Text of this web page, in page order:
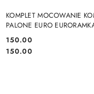
KOMPLET MOCOWANIE
PALONE EURO
Cena:
150.00
Cena:
150.00